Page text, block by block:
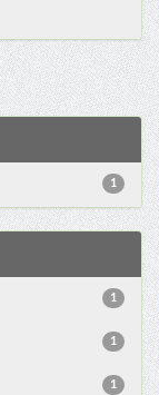
1
1
1
1